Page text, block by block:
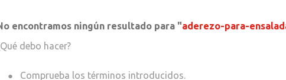
encontramos ningún resultado para "aderezo-para-
debo hacer?
6 .
caldo polvo